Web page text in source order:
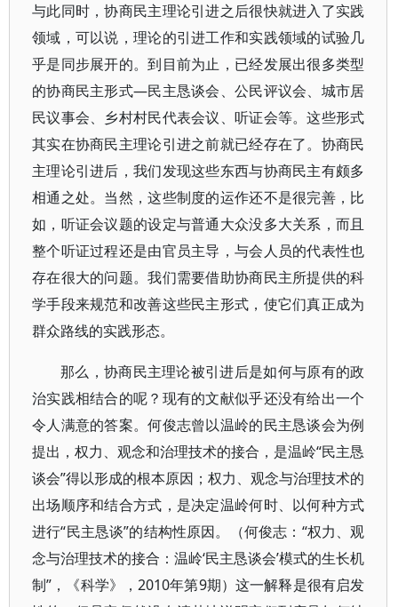
与此同时，协商民主理论引进之后很快就进入了实践
领域，可以说，理论的引进工作和实践领域的试验几
乎是同步展开的。到目前为止，已经发展出很多类型
的协商民主形式—民主恳谈会、公民评议会、城市居
民议事会、乡村村民代表会议、听证会等。这些形式
其实在协商民主理论引进之前就已经存在了。协商民
主理论引进后，我们发现这些东西与协商民主有颇多
相通之处。当然，这些制度的运作还不是很完善，比
如，听证会议题的设定与普通大众没多大关系，而且
整个听证过程还是由官员主导，与会人员的代表性也
存在很大的问题。我们需要借助协商民主所提供的科
学手段来规范和改善这些民主形式，使它们真正成为
群众路线的实践形态。
那么，协商民主理论被引进后是如何与原有的政
治实践相结合的呢？现有的文献似乎还没有给出一个
令人满意的答案。何俊志曾以温岭的民主恳谈会为例
提出，权力、观念和治理技术的接合，是温岭“民主恳
谈会”得以形成的根本原因；权力、观念与治理技术的
出场顺序和结合方式，是决定温岭何时、以何种方式
进行“民主恳谈”的结构性原因。（何俊志：“权力、观
念与治理技术的接合：温岭‘民主恳谈会’模式的生长机
制”，《科学》，2010年第9期）这一解释是很有启发